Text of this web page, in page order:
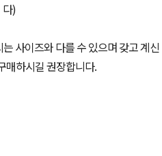
다)
사이즈와 다를 수 있으며 갖고 계신
매하시길 권장합니다.